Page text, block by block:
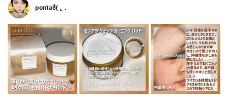
pontaჱ̒( . ̫ .